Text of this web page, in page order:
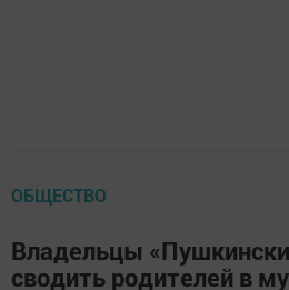
ОБЩЕСТВО
Владельцы
сводить родителей в